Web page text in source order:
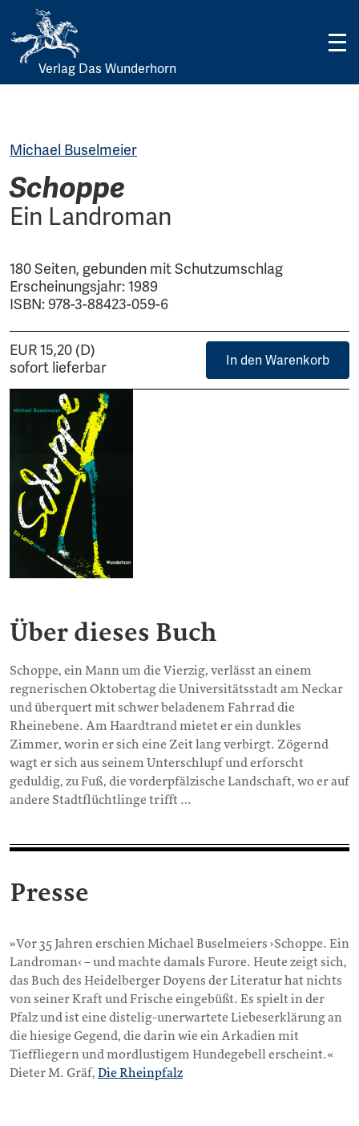
Skip
Verlag Das Wunderhorn
Michael Buselmeier
Schoppe
Ein Landroman
180 Seiten, gebunden mit Schutzumschlag
Erscheinungsjahr: 1989
ISBN: 978-3-88423-059-6
EUR 15,20 (D)
sofort lieferbar
In den Warenkorb
Über dieses Buch
Schoppe, ein Mann um die Vierzig, verlässt an einem
regnerischen Oktobertag die Universitätsstadt am Neckar
und überquert mit schwer beladenem Fahrrad die
Rheinebene. Am Haardtrand mietet er ein dunkles
Zimmer, worin er sich eine Zeit lang verbirgt. Zögernd
wagt er sich aus seinem Unterschlupf und erforscht
geduldig, zu Fuß, die vorderpfälzische Landschaft, wo er auf
andere Stadtflüchtlinge trifft …
Presse
»Vor 35 Jahren erschien Michael Buselmeiers ›Schoppe. Ein
Landroman‹ – und machte damals Furore. Heute zeigt sich,
das Buch des Heidelberger Doyens der Literatur hat nichts
von seiner Kraft und Frische eingebüßt. Es spielt in der
Pfalz und ist eine distelig-unerwartete Liebeserklärung an
die hiesige Gegend, die darin wie ein Arkadien mit
Tieffliegern und mordlustigem Hundegebell erscheint.«
Dieter M. Gräf, Die Rheinpfalz